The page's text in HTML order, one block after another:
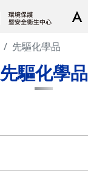
先驅化學品
先驅化學品